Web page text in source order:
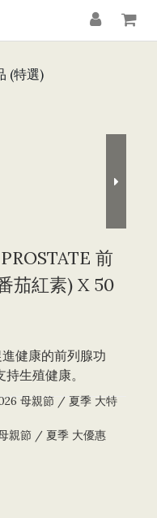
(特選)
前
茄紅素) X 50
健康的前列腺功
生殖健康。
母親節 / 夏季 大特
親節 / 夏季 大優惠